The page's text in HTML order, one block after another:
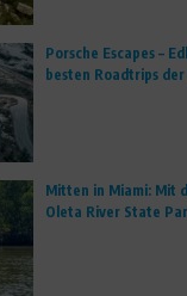
Porsche Escapes –
besten Roadtrips
Mitten in Miami: Mit
Oleta River State